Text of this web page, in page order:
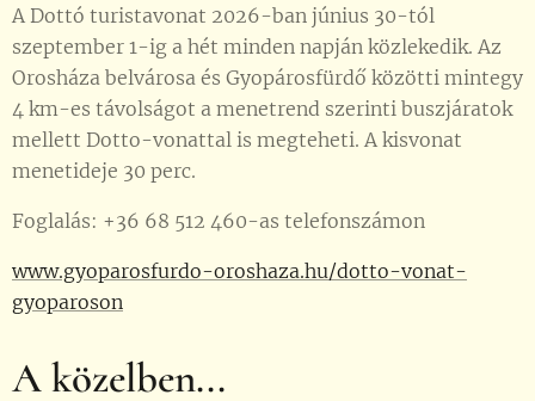
A Dottó turistavonat 2026-ban június 30-tól
szeptember 1-ig a hét minden napján közlekedik. Az
Orosháza belvárosa és Gyopárosfürdő közötti mintegy
4 km-es távolságot a menetrend szerinti buszjáratok
mellett Dotto-vonattal is megteheti. A kisvonat
menetideje 30 perc.
Foglalás: +36 68 512 460-as telefonszámon
www.gyoparosfurdo-oroshaza.hu/dotto-vonat-
gyoparoson
A közelben...